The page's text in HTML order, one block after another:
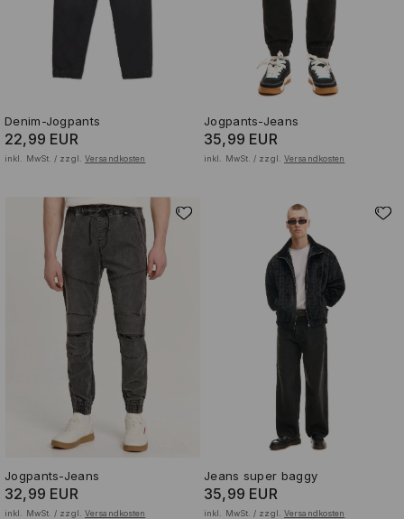
Denim-Jogpants
22,99 EUR
inkl. MwSt. / zzgl. Versandkosten
Jogpants-Jeans
35,99 EUR
inkl. MwSt. / zzgl. Versandkosten
Jogpants-Jeans
32,99 EUR
inkl. MwSt. / zzgl. Versandkosten
Jeans super baggy
35,99 EUR
inkl. MwSt. / zzgl. Versandkosten